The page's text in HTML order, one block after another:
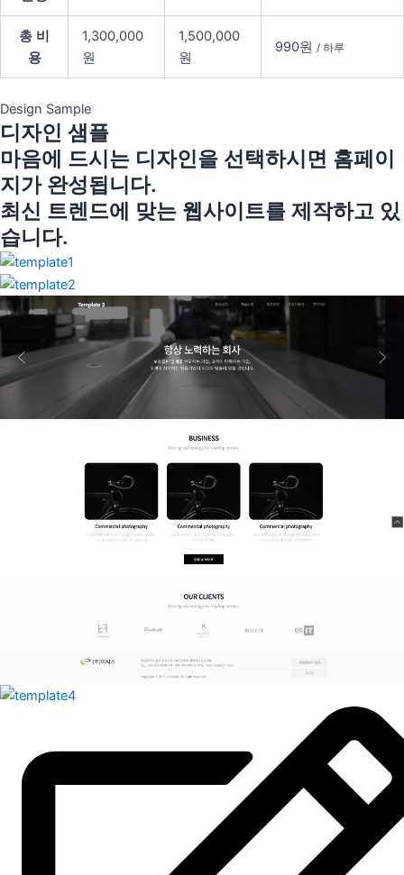
총 비
용
1,300,000
원
1,500,000
원
990원 / 하루
Design Sample
디자인 샘플
마음에 드시는 디자인을 선택하시면 홈페이
지가 완성됩니다.
최신 트렌드에 맞는 웹사이트를 제작하고 있
습니다.